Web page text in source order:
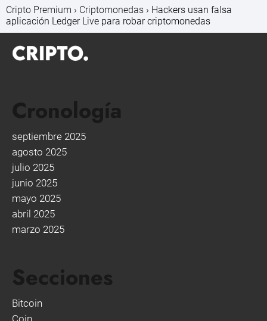
Cripto Premium Criptomonedas
Hackers usan falsa
aplicación Ledger Live para robar criptomonedas
Cronología
septiembre 2025
agosto 2025
julio 2025
junio 2025
mayo 2025
abril 2025
marzo 2025
Secciones
Bitcoin
Coin